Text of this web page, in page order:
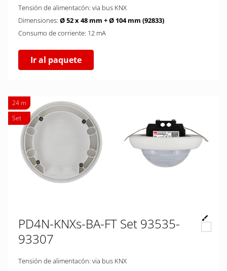
Tensión de alimentacón: via bus KNX
Dimensiones: Ø 52 x 48 mm + Ø 104 mm (92833)
Consumo de corriente: 12 mA
Ir al paquete
24 m
Set
PD4N-KNXs-BA-FT Set 93535-
93307
Tensión de alimentacón: via bus KNX